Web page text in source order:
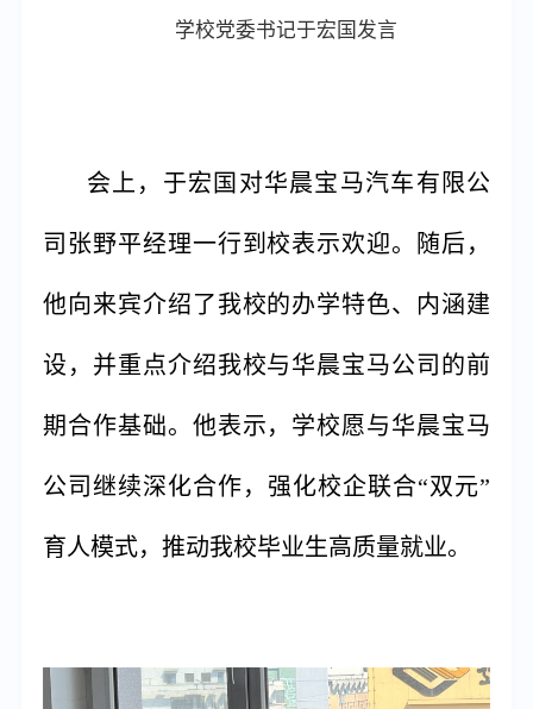
学校党委书记于宏国发言
会上，于宏国对华晨宝马汽车有限公
司张野平经理一行到校表示欢迎。随后，
他向来宾介绍了我校的办学特色、内涵建
设，并重点介绍我校与华晨宝马公司的前
期合作基础。他表示，学校愿与华晨宝马
公司继续深化合作，强化校企联合“双元”
育人模式，推动我校毕业生高质量就业。